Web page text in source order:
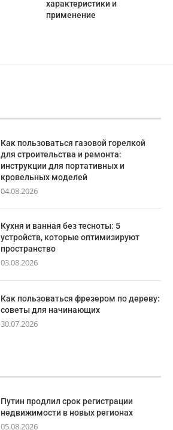
характеристики и
применение
Как пользоваться газовой горелкой
для строительства и ремонта:
инструкции для портативных и
кровельных моделей
04.08.2026
Кухня и ванная без тесноты: 5
устройств, которые оптимизируют
пространство
03.08.2026
Как пользоваться фрезером по дереву:
советы для начинающих
30.07.2026
Путин продлил срок регистрации
недвижимости в новых регионах
05.08.2026